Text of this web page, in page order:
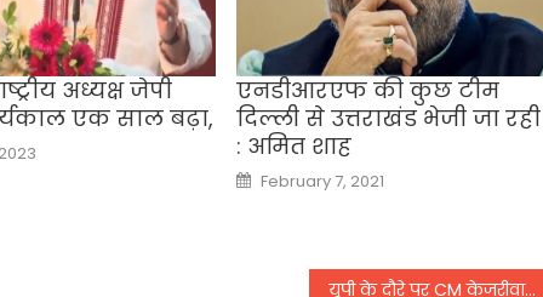
अध्यक्ष जेपी
एक साल बढ़ा,
एनडीआरएफ की कुछ टीम
दिल्ली से उत्तराखंड भेजी जा
: अमित शाह
Posted
on
February 7, 2021
यूपी के दौरे पर CM केजरीवाल, एयरपोर्ट पर कार्यकर्ताओं ने किया भव्य स्वागत,